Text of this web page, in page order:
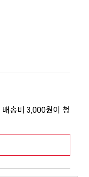
송비 3,000원이 청